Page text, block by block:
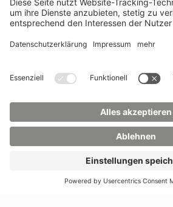
Alle Studiengänge
ImpressumBarrierefreiheit